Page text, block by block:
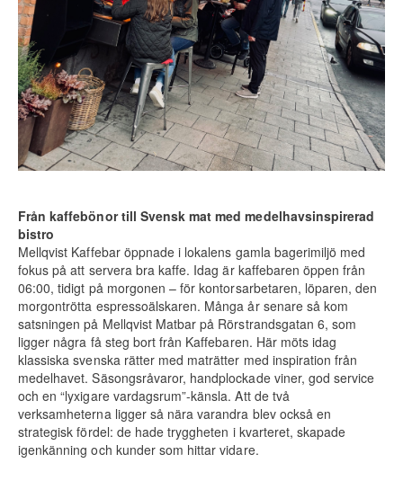
Från kaffebönor till Svensk mat med medelhavsinspirerad
bistro
Mellqvist Kaffebar öppnade i lokalens gamla bagerimiljö med
fokus på att servera bra kaffe. Idag är kaffebaren öppen från
06:00, tidigt på morgonen – för kontorsarbetaren, löparen, den
morgontrötta espresso­älskaren. Många år senare så kom
satsningen på Mellqvist Matbar på Rörstrandsgatan 6, som
ligger några få steg bort från Kaffebaren. Här möts idag
klassiska svenska rätter med maträtter med inspiration från
medelhavet. Säsongs­råvaror, handplockade viner, god service
och en “lyxigare vardagsrum”-känsla. Att de två
verksamheterna ligger så nära varandra blev också en
strategisk fördel: de hade tryggheten i kvarteret, skapade
igenkänning och kunder som hittar vidare.